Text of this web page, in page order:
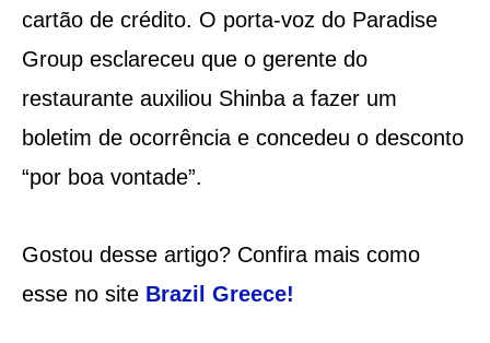
cartão de crédito. O porta-voz do Paradise
Group esclareceu que o gerente do
restaurante auxiliou Shinba a fazer um
boletim de ocorrência e concedeu o desconto
“por boa vontade”.
Gostou desse artigo? Confira mais como
esse no site Brazil Greece!